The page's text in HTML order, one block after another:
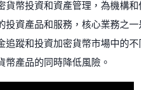
貨幣投資和資產管理，為機構和
投資產品和服務，核心業務之一
追蹤和投資加密貨幣市場中的不
幣產品的同時降低風險。